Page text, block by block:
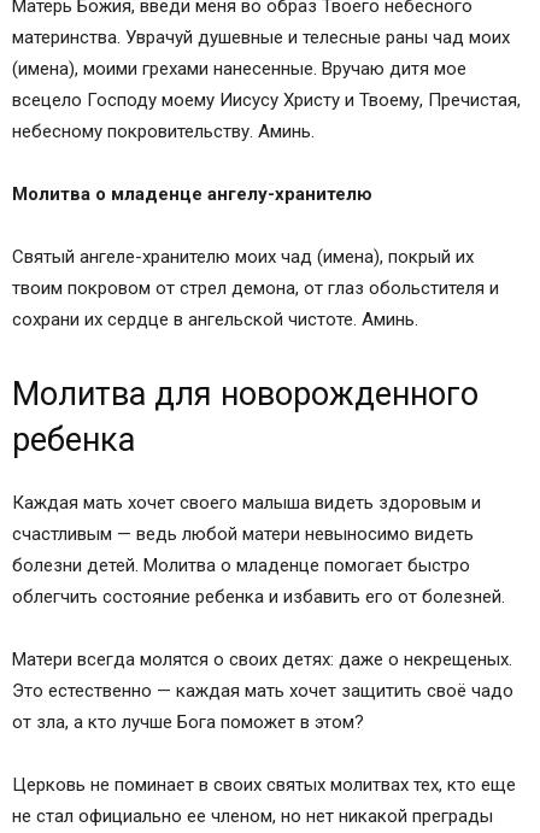
Читайте также:
Как защитить новорожденного ребеночка?!
Новости мамочек
Матерь Божия, введи меня во образ Твоего небесного
материнства. Уврачуй душевные и телесные раны чад моих
(имена), моими грехами нанесенные. Вручаю дитя мое
всецело Господу моему Иисусу Христу и Твоему, Пречистая,
небесному покровительству. Аминь.
Молитва о младенце ангелу-хранителю
Святый ангеле-хранителю моих чад (имена), покрый их
твоим покровом от стрел демона, от глаз обольстителя и
сохрани их сердце в ангельской чистоте. Аминь.
Молитва для новорожденного
ребенка
Каждая мать хочет своего малыша видеть здоровым и
счастливым — ведь любой матери невыносимо видеть
болезни детей. Молитва о младенце помогает быстро
облегчить состояние ребенка и избавить его от болезней.
Матери всегда молятся о своих детях: даже о некрещеных.
Это естественно — каждая мать хочет защитить своё чадо
от зла, а кто лучше Бога поможет в этом?
Церковь не поминает в своих святых молитвах тех, кто еще
не стал официально ее членом, но нет никакой преграды